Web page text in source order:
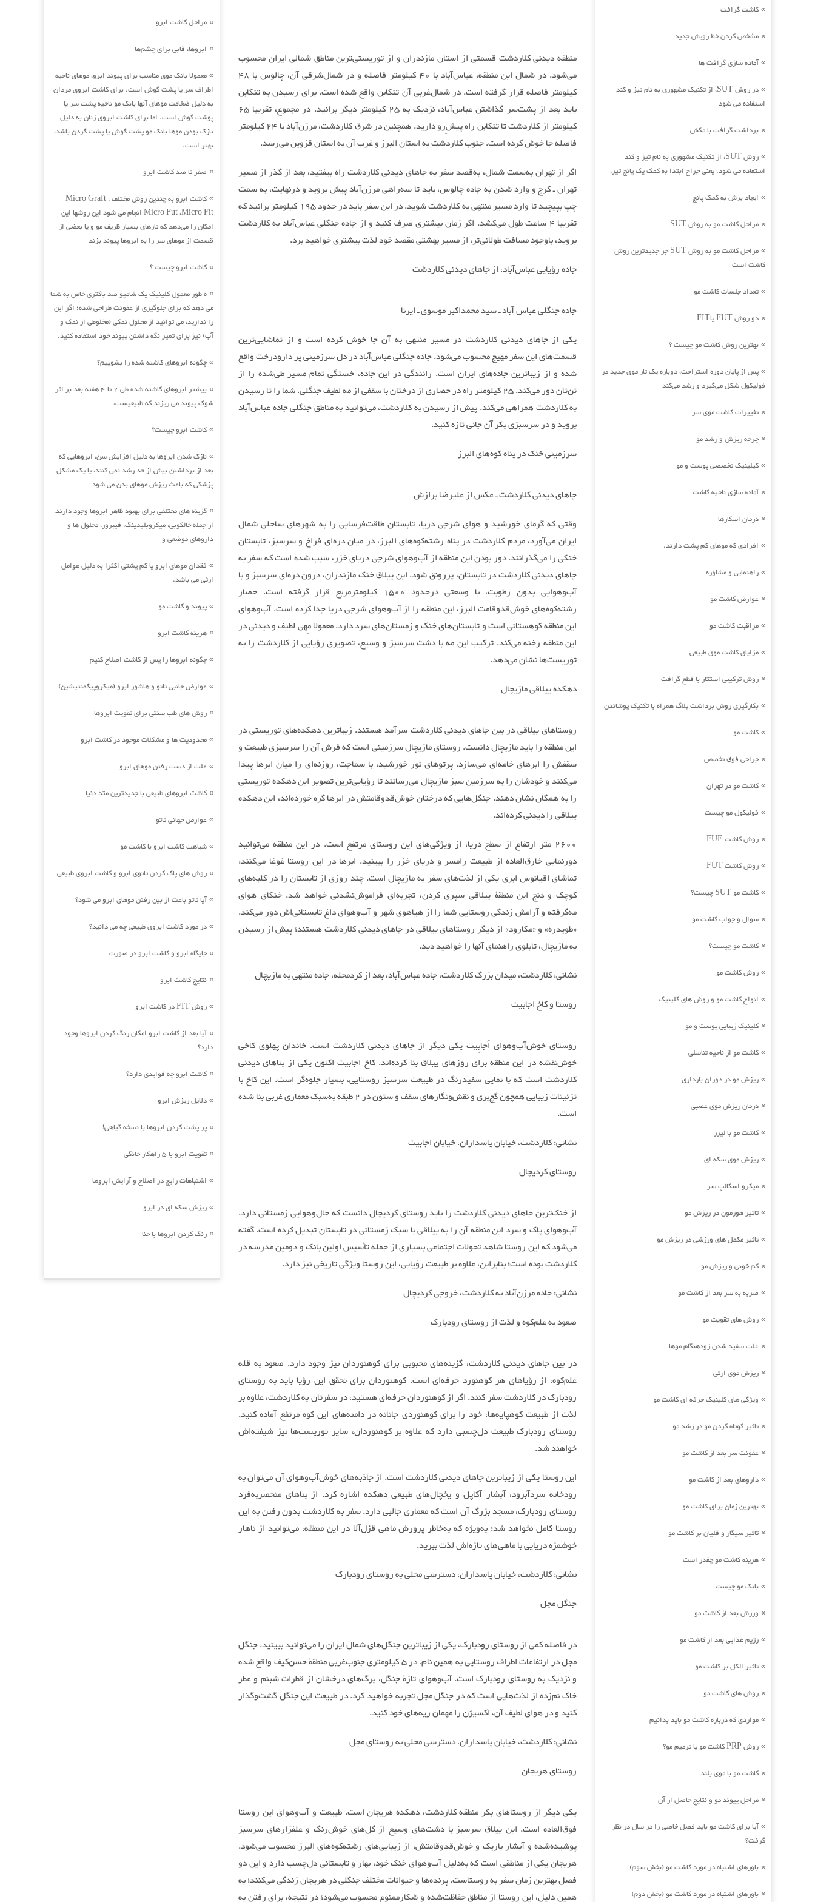
» مراحل کاشت ابرو
» ابروها، قابی برای چشم‌ها
» معمولا بانک موی مناسب برای پیوند ابرو، موهای ناحیه
اطراف سر یا پشت گوش است. برای کاشت ابروی مردان
به دلیل ضخامت موهای آنها بانک مو ناحیه پشت سر یا
پوشت گوش است. اما برای کاشت ابروی زنان به دلیل
نازک بودن موها بانک مو پشت گوش یا پشت گردن باشد،
بهتر است.
» صفر تا صد کاشت ابرو
»
کاشت ابرو به چندین روش مختلف Micro Graft ،
Micro Fut ،Micro Fit انجام می شود این روشها این
امکان را می‌دهد که تارهای بسیار ظریف مو و یا بعضی از
قسمت از موهای سر را به ابروها پیوند بزند
» کاشت ابرو چیست ؟
» ه طور معمول کلینیک یک شامپو ضد باکتری خاص به شما
می دهد که برای جلوگیری از عفونت طراحی شده؛ اگر این
را ندارید، می توانید از محلول نمکی (مخلوطی از نمک و
آب) نیز برای تمیز نگه داشتن پیوند خود استفاده کنید.
» چگونه ابروهای کاشته شده را بشوییم؟
»
بیشتر ابروهای کاشته شده طی 2 تا 4 هفته بعد بر اثر
شوک پیوند می ریزند که طبیعیست،
» کاشت ابرو چیست؟
» نازک شدن ابروها به دلیل افزایش سن، ابروهایی که
بعد از برداشتن بیش از حد رشد نمی کنند، یا یک مشکل
پزشکی که باعث ریزش موهای بدن می شود
» گزینه های مختلفی برای بهبود ظاهر ابروها وجود دارند،
از جمله خالکوبی، میکروبلیدینگ، فیبروز، محلول ها و
داروهای موضعی و
» فقدان موهای ابرو یا کم پشتی اکثرا به دلیل عوامل
ارثی می باشد.
» پیوند و کاشت مو
» هزینه کاشت ابرو
» چگونه ابروها را پس از کاشت اصلاح کنیم
» عوارض جانبی تاتو و هاشور ابرو (میکروپیگمنتیشین)
» روش های طب سنتی برای تقویت ابروها
» محدودیت ها و مشکلات موجود در کاشت ابرو
» علت از دست رفتن موهای ابرو
» کاشت ابروهای طبیعی با جدیدترین متد دنیا
» عوارض جهانی تاتو
» شباهت کاشت ابرو با کاشت مو
» روش های پاک کردن تاتوی ابرو و کاشت ابروی طبیعی
»آیا تاتو باعث از بین رفتن موهای ابرو می شود؟
» در مورد کاشت ابروی طبیعی چه می دانید؟
» جایگاه ابرو و کاشت ابرو در صورت
» نتایج کاشت ابرو
» روش FIT در کاشت ابرو
»آیا بعد از کاشت ابرو امکان رنگ کردن ابروها وجود
دارد؟
» کاشت ابرو چه فوایدی دارد؟
» دلایل ریزش ابرو
» پر پشت کردن ابروها با نسخه گیاهی!
» تقویت ابرو با 5 راهکار خانگی
» اشتباهات رایج در اصلاح و آرایش ابروها
» ریزش سکه ای در ابرو
» رنگ کردن ابروها با حنا
منطقه دیدنی کلاردشت قسمتی از استان مازندران و از توریستی‌ترین مناطق شمالی ایران محسوب
می‌شود. در شمال این منطقه، عباس‌آباد با 40 کیلومتر فاصله و در شمال‌شرقی آن، چالوس با 48
کیلومتر فاصله قرار گرفته است. در شمال‌غربی آن تنکابن واقع شده است. برای رسیدن به تنکابن
باید بعد از پشت‌سر گذاشتن عباس‌آباد، نزدیک به 25 کیلومتر دیگر برانید. در مجموع، تقریبا 65
کیلومتر از کلاردشت تا تنکابن راه پیش‌ِرو دارید. همچنین در شرق کلاردشت، مرزن‌آباد با 24 کیلومتر
فاصله جا خوش کرده است. جنوب کلاردشت به استان البرز و غرب آن به استان قزوین می‌رسد.
اگر از تهران به‌سمت شمال، به‌قصد سفر به جاهای دیدنی کلاردشت راه بیفتید، بعد از گذر از مسیر
تهران‌ ـ‌ کرج و وارد شدن به جاده چالوس، باید تا سه‌راهی مرزن‌آباد پیش بروید و درنهایت، به سمت
چپ بپیچید تا وارد مسیر منتهی به کلاردشت شوید. در این سفر باید در حدود 195 کیلومتر برانید که
تقریبا 4 ساعت طول می‌کشد. اگر زمان بیشتری صرف کنید و از جاده جنگلی عباس‌آباد به کلاردشت
بروید، باوجود مسافت طولانی‌تر، از مسیر بهشتی مقصد خود لذت بیشتری خواهید برد.
جاده رؤیایی عباس‌آباد، از جاهای دیدنی کلاردشت
جاده جنگلی عباس آباد ـ سید محمداکبر موسوی ـ ایرنا
یکی از جاهای دیدنی کلاردشت در مسیر منتهی به آن جا خوش کرده است و از تماشایی‌ترین
قسمت‌های این سفر مهیج محسوب می‌شود. جاده جنگلی عباس‌آباد در دل سرزمینی پر دارودرخت واقع
شده و از زیباترین جاده‌های ایران است. رانندگی در این جاده، خستگی تمام مسیر طی‌شده را از
تن‌تان دور می‌کند. 25 کیلومتر راه در حصاری از درختان با سقفی از مه لطیف جنگلی، شما را تا رسیدن
به کلاردشت همراهی می‌کند. پیش از رسیدن به کلاردشت، می‌توانید به مناطق جنگلی جاده عباس‌آباد
بروید و در سرسبزی بکر آن جانی تازه کنید.
سرزمینی خنک در پناه کوه‌های البرز
جاهای دیدنی کلاردشت ـ عکس از علیرضا برازش
وقتی که گرمای خورشید و هوای شرجی دریا، تابستان طاقت‌فرسایی را به شهرهای ساحلی شمال
ایران می‌آورد، مردم کلاردشت در پناه رشته‌کوه‌های البرز، در میان دره‌ای فراخ و سرسبز، تابستان
خنکی را می‌گذرانند. دور بودن این منطقه از آب‌وهوای شرجی دریای خزر، سبب شده است که سفر به
جاهای دیدنی کلاردشت در تابستان، پررونق شود. این ییلاق خنک مازندران، درون دره‌ای سرسبز و با
آب‌وهوایی بدون رطوبت، با وسعتی درحدود 1500 کیلومترمربع قرار گرفته است. حصار
رشته‌کوه‌های خوش‌قدوقامت البرز، این منطقه را از آب‌‌وهوای شرجی دریا جدا کرده است. آب‌وهوای
این منطقه کوهستانی است و تابستان‌های خنک و زمستان‌های سرد دارد. معمولا مِهی لطیف و دیدنی در
این منطقه رخنه می‌کند. ترکیب این مه با دشت سرسبز و وسیع، تصویری رؤیایی از کلاردشت را به
توریست‌ها نشان می‌دهد.
دهکده ییلاقی مازیچال
روستاهای ییلاقی در بین جاهای دیدنی کلاردشت سرآمد هستند. زیباترین دهکده‌های توریستی در
این منطقه را باید مازیچال دانست. روستای مازیچال سرزمینی است که فرش آن را سرسبزی طبیعت و
سقفش را ابرهای خامه‌ای می‌سازد. پرتوهای نور خورشید، با سماجت، روزنه‌ای را میان ابرها پیدا
می‌کنند و خودشان را به سرزمین سبز مازیچال می‌رسانند تا رؤیایی‌ترین تصویر این دهکده توریستی
را به همگان نشان دهند. جنگل‌هایی که درختان خوش‌قدوقامتش در ابرها گره خورده‌اند، این دهکده
ییلاقی را دیدنی کرده‌اند.
2600 متر ارتفاع از سطح دریا، از ویژگی‌های این روستای مرتفع است. در این منطقه می‌توانید
دورنمایی خارق‌العاده از طبیعت رامسر و دریای خزر را ببینید. ابرها در این روستا غوغا می‌کنند:
تماشای اقیانوس ابری یکی از لذت‌های سفر به مازیچال است. چند روزی از تابستان را در کلبه‌های
کوچک و دنج این منطقۀ ییلاقی سپری کردن، تجربه‌ای فراموش‌نشدنی خواهد شد. خنکای هوای
مه‌گرفته و آرامش زندگی روستایی شما را از هیاهوی شهر و آب‌وهوای داغ تابستانی‌اش دور می‌کند.
«طویدره» و «مکارود» از دیگر روستاهای ییلاقی در جاهای دیدنی کلاردشت هستند؛ پیش از رسیدن
به مازیچال، تابلوی راهنمای آنها را خواهید دید.
نشانی: کلاردشت، میدان بزرگ کلاردشت، جاده عباس‌آباد، بعد از کردمحله، جاده منتهی به مازیچال
روستا و کاخ اجابیت
روستای خوش‌آب‌وهوای اُجابِیت یکی دیگر از جاهای دیدنی کلاردشت است. خاندان پهلوی کاخی
خوش‌نقشه در این منطقه برای روزهای ییلاق بنا کرده‌اند. کاخ اجابیت اکنون یکی از بناهای دیدنی
کلاردشت است که با نمایی سفیدرنگ در طبیعت سرسبز روستایی، بسیار جلوه‌گر است. این کاخ با
تزئینات زیبایی همچون گچ‌بری و نقش‌ونگارهای سقف و ستون در 2 طبقه به‌سبک معماری غربی بنا شده
است.
نشانی: کلاردشت، خیابان پاسداران، خیابان اجابیت
روستای کردیچال
از خنک‌ترین جاهای دیدنی کلاردشت را باید روستای کردیچال دانست که حال‌وهوایی زمستانی دارد.
آب‌وهوای پاک و سرد این منطقه آن را به ییلاقی با سبک زمستانی در تابستان تبدیل کرده است. گفته
می‌شود که این روستا شاهد تحولات اجتماعی بسیاری از جمله تأسیس اولین بانک و دومین مدرسه در
کلاردشت بوده است؛ بنابراین، علاوه بر طبیعت رؤیایی، این روستا ویژگی تاریخی نیز دارد.
نشانی: جاده مرزن‌آباد به کلاردشت، خروجی کردیچال
صعود به علم‌کوه و لذت از روستای رودبارک
در بین جاهای دیدنی کلاردشت، گزینه‌های محبوبی برای کوهنوردان نیز وجود دارد. صعود به قله
علم‌کوه، از رؤیاهای هر کوهنورد حرفه‌ای است. کوهنوردان برای تحقق این رؤیا باید به روستای
رودبارک در کلاردشت سفر کنند. اگر از کوهنوردان حرفه‌ای هستید، در سفرتان به کلاردشت، علاوه بر
لذت از طبیعت کوهپایه‌ها، خود را برای کوهنوردی جانانه در دامنه‌های این کوه مرتفع آماده کنید.
روستای رودبارک طبیعت دل‌چسبی دارد که علاوه بر کوهنوردان، سایر توریست‌ها نیز شیفته‌اش
خواهند شد.
این روستا یکی از زیباترین جاهای دیدنی کلاردشت است. از جاذبه‌های خوش‌آب‌وهوای آن می‌توان به
رودخانه سردآبرود، آبشار آکاپل و یخچال‌های طبیعی دهکده اشاره کرد. از بناهای منحصربه‌فرد
روستای رودبارک، مسجد بزرگ آن است که معماری جالبی دارد. سفر به کلاردشت بدون رفتن به این
روستا کامل نخواهد شد؛ به‌ویژه که به‌خاطر پرورش ماهی قزل‌آلا در این منطقه، می‌توانید از ناهار
خوشمزه دریایی با ماهی‌های تازه‌اش لذت ببرید.
نشانی: کلاردشت، خیابان پاسداران، دسترسی محلی به روستای رودبارک
جنگل مجل
در فاصله کمی از روستای رودبارک، یکی از زیباترین جنگل‌های شمال ایران را می‌توانید ببینید. جنگل
مجل در ارتفاعات اطراف روستایی به همین نام، در 5 کیلومتری جنوب‌غربی منطقۀ حسن‌کیف واقع شده
و نزدیک به روستای رودبارک است. آب‌‌وهوای تازۀ جنگل، برگ‌های درخشان از قطرات شبنم و عطر
خاک نم‌زده از لذت‌هایی است که در جنگل مجل تجربه خواهید کرد. در طبیعت این جنگل گشت‌وگذار
کنید و در هوای لطیف آن، اکسیژن را مهمان ریه‌های خود کنید.
نشانی: کلاردشت، خیابان پاسداران، دسترسی محلی به روستای مجل
روستای هریجان
یکی دیگر از روستاهای بکر منطقه کلاردشت، دهکده هریجان است. طبیعت و آب‌وهوای این روستا
فوق‌العاده است. این ییلاق سرسبز با دشت‌های وسیع از گل‌های خوش‌رنگ و علفزارهای سرسبز
پوشیده‌شده و آبشار باریک و خوش‌قدوقامتش، از زیبایی‌های رشته‌کوه‌های البرز محسوب می‌شود.
هریجان یکی از مناطقی است که به‌دلیل آب‌وهوای خنک خود، بهار و تابستانی دل‌چسب دارد و این دو
فصل بهترین زمان سفر به روستاست. پرنده‌ها و حیوانات مختلف جنگلی در هریجان زندگی می‌کنند؛ به
همین دلیل، این روستا از مناطق حفاظت‌شده و شکارممنوع محسوب می‌شود؛ در نتیجه، برای رفتن به
» کاشت گرافت
» مشخص کردن خط رویش جدید
»آماده سازی گرافت ها
»
در روش SUT، از تکنیک مشهوری به نام تیز و کند
استفاده می شود
» برداشت گرافت با مکش
»
روش SUT، از تکنیک مشهوری به نام تیز و کند
استفاده می شود. یعنی جراح ابتدا به کمک یک پانچ تیز،
» ایجاد برش به کمک پانچ
» مراحل کاشت مو به روش SUT
»
مراحل کاشت مو به روش SUT جز جدیدترین روش
کاشت است
» تعداد جلسات کاشت مو
» دو روش FUT یاFIT
» بهترین روش کاشت مو چیست ؟
» پس از پایان دوره استراحت، دوباره یک تار موی جدید در
فولیکول شکل می‌گیرد و رشد می‌کند
» تغییرات کاشت موی سر
» چرخه ریزش و رشد مو
» کیلینیک تخصصی پوست و مو
»آماده سازی ناحیه کاشت
» درمان اسکارها
» افرادی که موهای کم پشت دارند.
» راهنمایی و مشاوره
» عوارض کاشت مو
» مراقبت کاشت مو
» مزایای کاشت موی طبیعی
» روش ترکیبی استتار با قطع گرافت
» بکارگیری روش برداشت پلاگ همراه با تکنیک پوشاندن
» کاشت مو
» جراحی فوق تخصص
» کاشت مو در تهران
» فولیکول مو چیست
» روش کاشت FUE
» روش کاشت FUT
» کاشت مو SUT چیست؟
» سوال و جواب کاشت مو
» کاشت مو چیست؟
» روش کاشت مو
» انواع کاشت مو و روش های کلینیک
» کلینیک زیبایی پوست و مو
» کاشت مو از ناحیه تناسلی
» ریزش مو در دوران بارداری
» درمان ریزش موی عصبی
» کاشت مو با لیزر
» ریزش موی سکه ای
» میکرو اسکالپ سر
» تاثیر هورمون در ریزش مو
» تاثیر مکمل های ورزشی در ریزش مو
» کم خونی و ریزش مو
» ضربه به سر بعد از کاشت مو
» روش های تقویت مو
» علت سفید شدن زودهنگام موها
» ریزش موی ارثی
» ویژگی های کلینیک حرفه ای کاشت مو
» تاثیر کوتاه کردن مو در رشد مو
» عفونت سر بعد از کاشت مو
» داروهای بعد از کاشت مو
» بهترین زمان برای کاشت مو
» تاثیر سیگار و قلیان بر کاشت مو
» هزینه کاشت مو چقدر است
» بانک مو چیست
» ورزش بعد از کاشت مو
» رژیم غذایی بعد از کاشت مو
» تاثیر الکل بر کاشت مو
» روش های کاشت مو
» مواردی که درباره کاشت مو باید بدانیم
» روش PRP کاشت مو یا ترمیم مو؟
» کاشت مو با موی بلند
» مراحل پیوند مو و نتایج حاصل از آن
»آیا برای کاشت مو باید فصل خاصی را در سال در نظر
گرفت؟
» باورهای اشتباه در مورد کاشت مو (بخش سوم)
» باورهای اشتباه در مورد کاشت مو (بخش دوم)